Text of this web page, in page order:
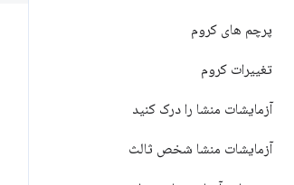
پرچم های کروم
تغییرات کروم
آزمایشات منشا را درک کنید
آزمایشات منشا شخص ثالث